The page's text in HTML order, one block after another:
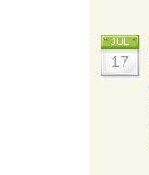
JUL
17